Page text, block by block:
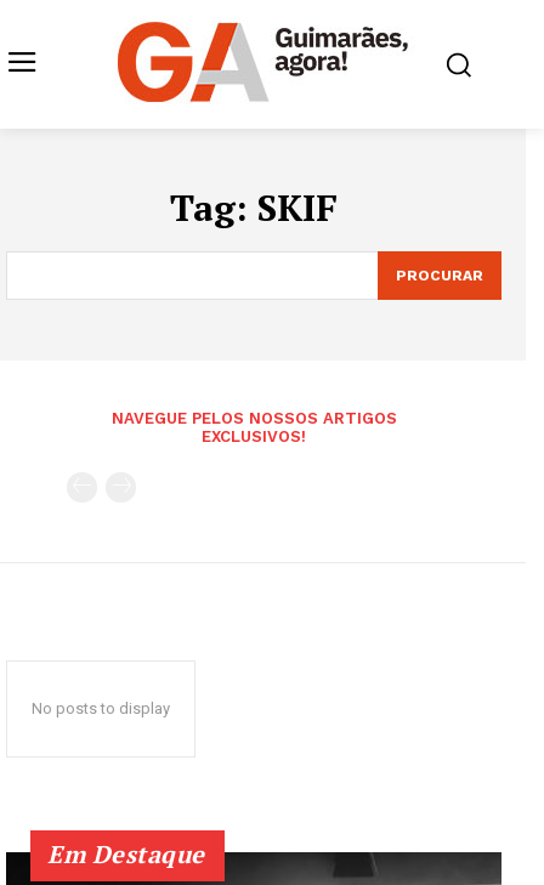
Tag: SKIF
PROCURAR
NAVEGUE PELOS NOSSOS ARTIGOS
EXCLUSIVOS!
No posts to display
Em Destaque